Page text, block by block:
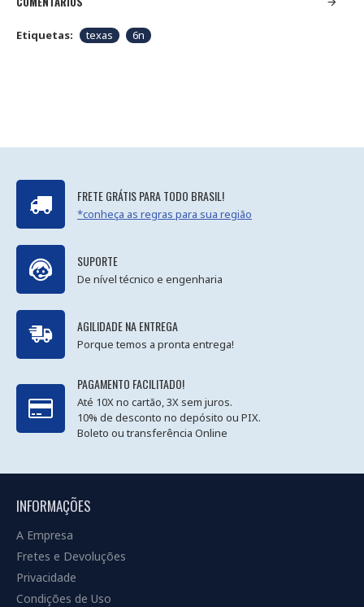
Etiquetas: texas 6n
FRETE GRÁTIS PARA TODO BRASIL!
*conheça as regras para sua região
SUPORTE
De nível técnico e engenharia
AGILIDADE NA ENTREGA
Porque temos a pronta entrega!
PAGAMENTO FACILITADO!
Até 10X no cartão, 3X sem juros.
10% de desconto no depósito ou PIX.
Boleto ou transferência Online
INFORMAÇÕES
A Empresa
Fretes e Devoluções
Privacidade
Condições de Uso